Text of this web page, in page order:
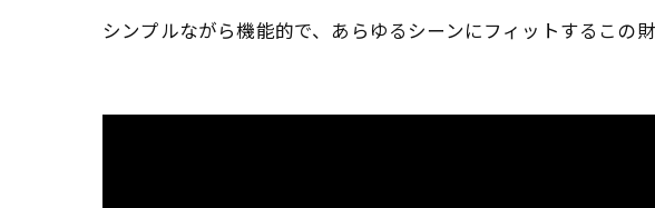
シンプルながら機能的で、あらゆるシーンにフィットするこの